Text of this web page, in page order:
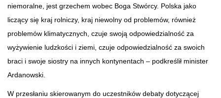
niemoralne, jest grzechem wobec Boga Stwórcy. Polska jako
liczący się kraj rolniczy, kraj niewolny od problemów, również
problemów klimatycznych, czuje swoją odpowiedzialność za
wyżywienie ludzkości i ziemi, czuje odpowiedzialność za swoich
braci i swoje siostry na innych kontynentach – podkreślił minister
Ardanowski.
W przesłaniu skierowanym do uczestników debaty dotyczącej